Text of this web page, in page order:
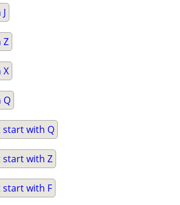
Z
X
Q
with Q
with Z
with F